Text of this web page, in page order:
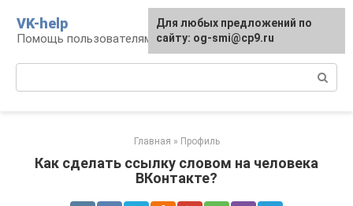
контенту
VK-help
Помощь пользователям соцсети ВКонтакте
Главная » Профиль
Как сделать ссылку словом на человека
ВКонтакте?
Для любых предложений по
сайту: og-smi@cp9.ru